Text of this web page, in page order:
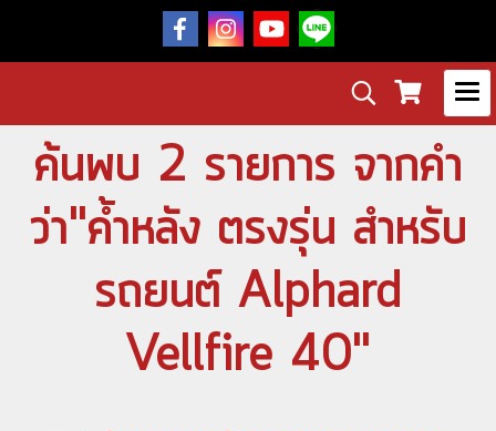
ค้นพบ 2 รายการ จากคำ
ว่า"ค้ำหลัง ตรงรุ่น สำหรับ
รถยนต์ Alphard
Vellfire 40"